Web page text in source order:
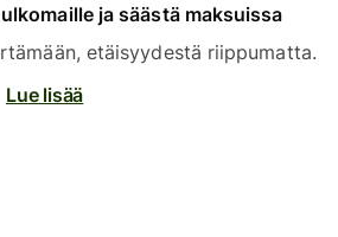
ja säästä maksuissa
etäisyydestä riippumatta.
Lue lisää